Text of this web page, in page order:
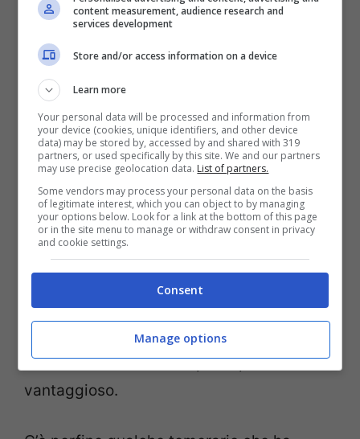
La casa più piccola del mondo a Boston (Foto
hyperallergic.com)
La casa nel mini container è stata dipinta
esternamente di un verde molto acceso,
poggia su delle ruote e grazie ad un gancio
può essere trasportata ovunque.
Quest’ultimo è forse l’aspetto più
vantaggioso.
content measurement, audience research and
services development
Store and/or access information on a device
Learn more
Your personal data will be processed and information from
your device (cookies, unique identifiers, and other device
data) may be stored by, accessed by and shared with 319
partners, or used specifically by this site. We and our partners
may use precise geolocation data. List of partners.
Some vendors may process your personal data on the basis
of legitimate interest, which you can object to by managing
your options below. Look for a link at the bottom of this page
or in the site menu to manage or withdraw consent in privacy
and cookie settings.
Consent
Manage options